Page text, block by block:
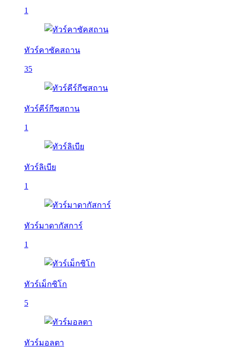
1
ทัวร์คาซัคสถาน
35
ทัวร์คีร์กีซสถาน
1
ทัวร์ลิเบีย
1
ทัวร์มาดากัสการ์
1
ทัวร์เม็กซิโก
5
ทัวร์มอลตา